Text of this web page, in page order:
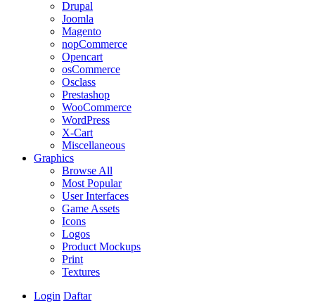
Drupal
Joomla
Magento
nopCommerce
Opencart
osCommerce
Osclass
Prestashop
WooCommerce
WordPress
X-Cart
Miscellaneous
Graphics
Browse All
Most Popular
User Interfaces
Game Assets
Icons
Logos
Product Mockups
Print
Textures
Login Daftar